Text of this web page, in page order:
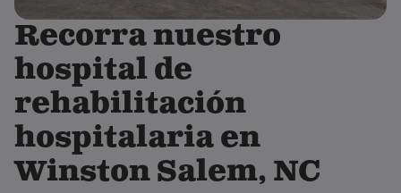
Recorra nuestro
hospital de
rehabilitación
hospitalaria en
Winston Salem, NC